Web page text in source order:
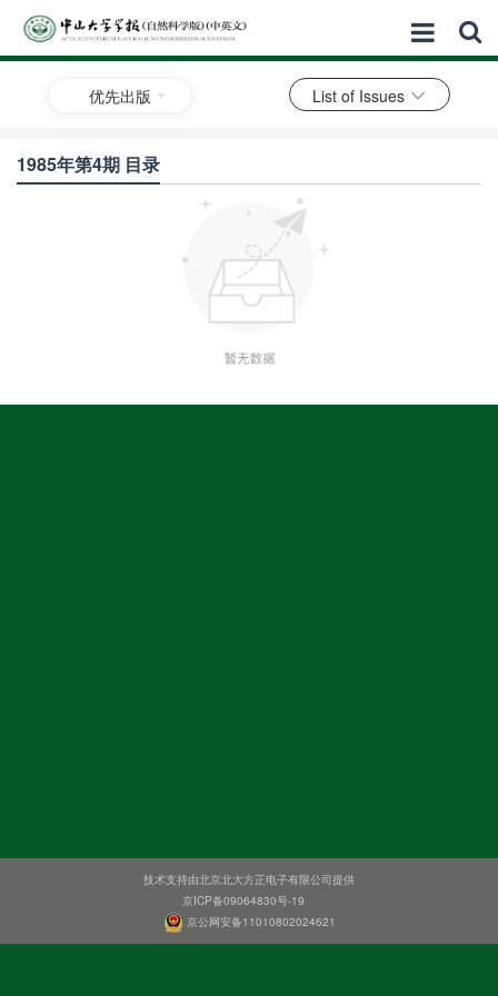
优先出版 List of Issues
1985年第4期 目录
技术支持由北京北大方正电子有限公司提供
京ICP备09064830号-19
京公网安备11010802024621